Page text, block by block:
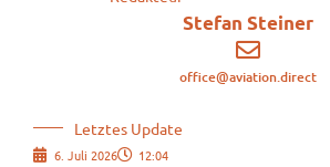
Stefan Steiner
office@aviation.direct
Letztes Update
6. Juli 2026 12:04